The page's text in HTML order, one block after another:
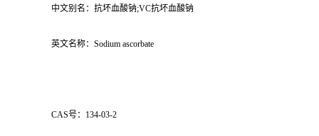
中文别名：抗坏血酸钠;VC抗坏血酸钠
英文名称：Sodium ascorbate
CAS号：134-03-2